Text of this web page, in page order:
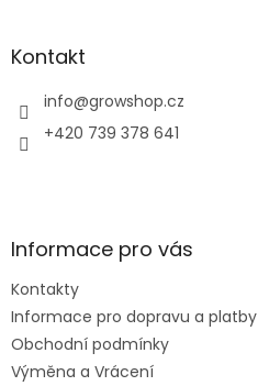
aKontakt
info@growshop.cz
+420 739 378 641
Informace pro vás
Kontakty
Informace pro dopravu a platby
Obchodní podmínky
Výměna a Vrácení